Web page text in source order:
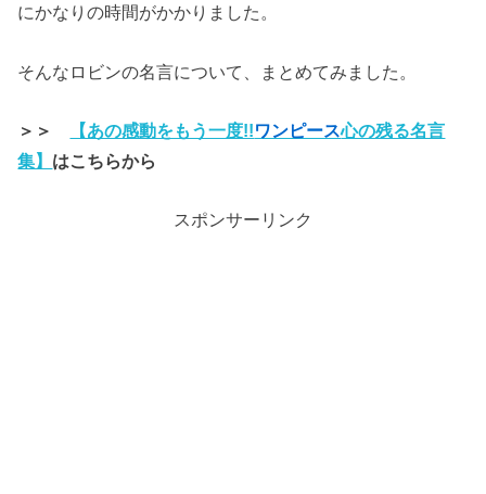
にかなりの時間がかかりました。
そんなロビンの名言について、まとめてみました。
＞＞ 【あの感動をもう一度!!ワンピース心の残る名言
集】 はこちらから
スポンサーリンク